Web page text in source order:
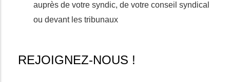
auprès de votre syndic, de votre conseil syndical
ou devant les tribunaux
REJOIGNEZ-NOUS !